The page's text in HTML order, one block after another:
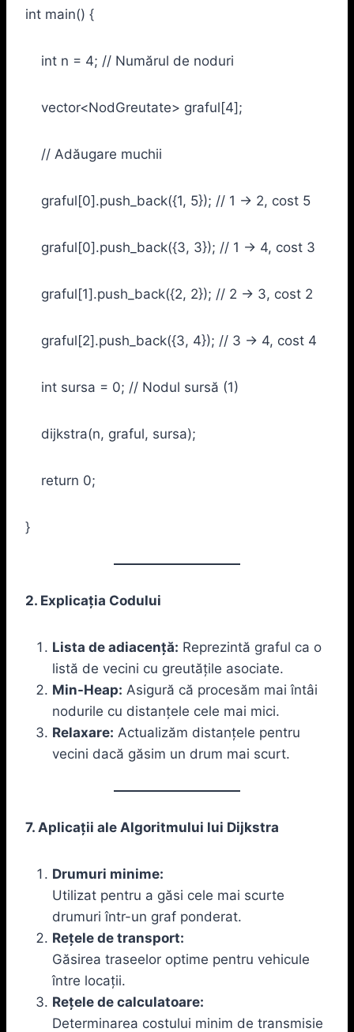
int main() {
int n = 4; // Numărul de noduri
vector<NodGreutate> graful[4];
// Adăugare muchii
graful[0].push_back({1, 5}); // 1 -> 2, cost 5
graful[0].push_back({3, 3}); // 1 -> 4, cost 3
graful[1].push_back({2, 2}); // 2 -> 3, cost 2
graful[2].push_back({3, 4}); // 3 -> 4, cost 4
int sursa = 0; // Nodul sursă (1)
dijkstra(n, graful, sursa);
return 0;
}
2. Explicația Codului
Lista de adiacență: Reprezintă graful ca o
listă de vecini cu greutățile asociate.
Min-Heap: Asigură că procesăm mai întâi
nodurile cu distanțele cele mai mici.
Relaxare: Actualizăm distanțele pentru
vecini dacă găsim un drum mai scurt.
7. Aplicații ale Algoritmului lui Dijkstra
Drumuri minime:
Utilizat pentru a găsi cele mai scurte
drumuri într-un graf ponderat.
Rețele de transport:
Găsirea traseelor optime pentru vehicule
între locații.
Rețele de calculatoare:
Determinarea costului minim de transmisie